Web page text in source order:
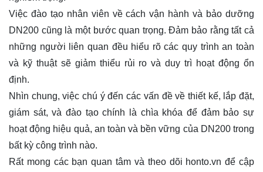
Việc đào tạo nhân viên về cách vận hành và bảo dưỡng
DN200 cũng là một bước quan trọng. Đảm bảo rằng tất cả
những người liên quan đều hiểu rõ các quy trình an toàn
và kỹ thuật sẽ giảm thiểu rủi ro và duy trì hoạt động ổn
định.
Nhìn chung, việc chú ý đến các vấn đề về thiết kế, lắp đặt,
giám sát, và đào tạo chính là chìa khóa để đảm bảo sự
hoạt động hiệu quả, an toàn và bền vững của DN200 trong
bất kỳ công trình nào.
Rất mong các bạn quan tâm và theo dõi honto.vn để cập